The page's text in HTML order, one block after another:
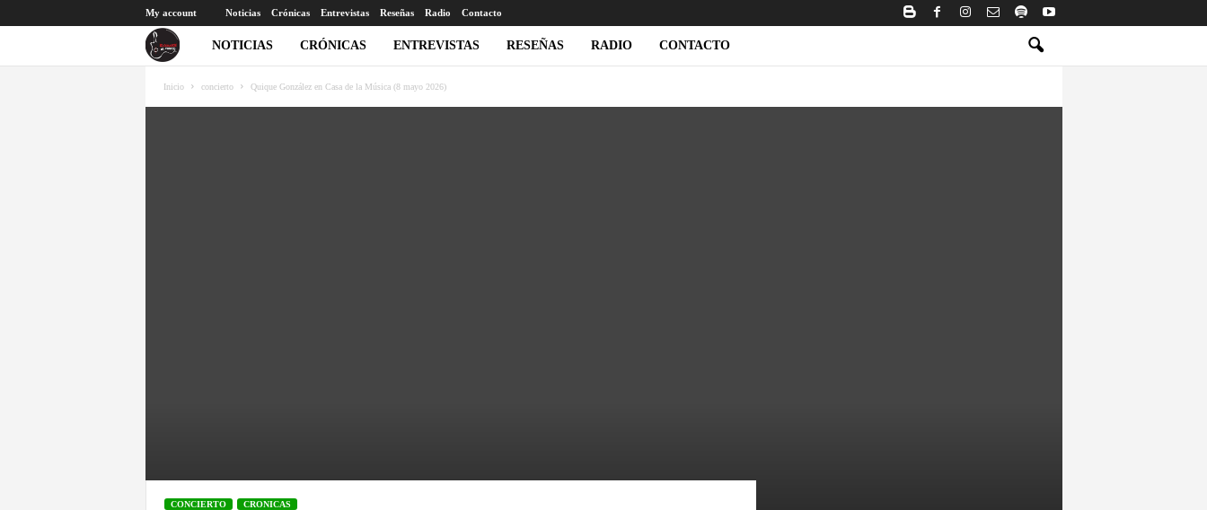
My account Noticias Crónicas Entrevistas Reseñas Radio Contacto
v
NOTICIAS CRÓNICAS ENTREVISTAS RESEÑAS RADIO CONTACTO
Inicio concierto Quique González en Casa de la Música (8 mayo 2026)
CONCIERTO CRONICAS